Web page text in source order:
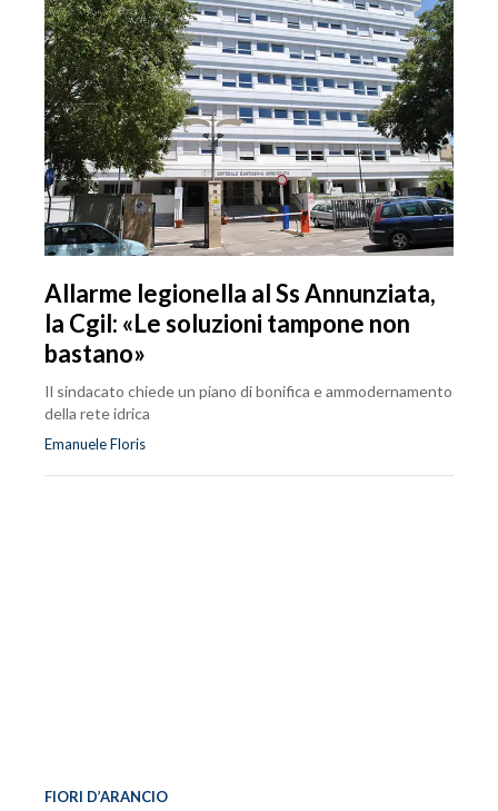
Allarme legionella al Ss Annunziata,
la Cgil: «Le soluzioni tampone non
bastano»
Il sindacato chiede un piano di bonifica e ammodernamento
della rete idrica
Emanuele Floris
FIORI D’ARANCIO